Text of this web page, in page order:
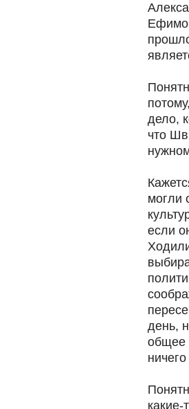
дело,
что
могли
если
день,
общее